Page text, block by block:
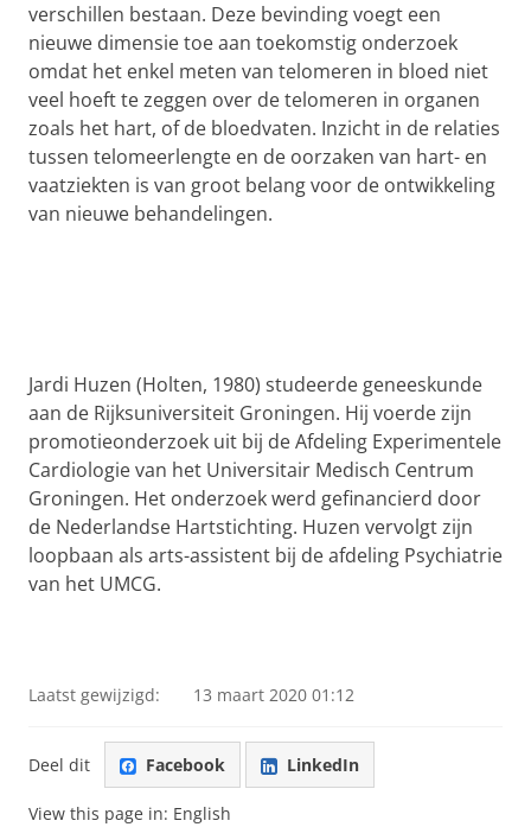
verschillen bestaan. Deze bevinding voegt een
nieuwe dimensie toe aan toekomstig onderzoek
omdat het enkel meten van telomeren in bloed niet
veel hoeft te zeggen over de telomeren in organen
zoals het hart, of de bloedvaten. Inzicht in de relaties
tussen telomeerlengte en de oorzaken van hart- en
vaatziekten is van groot belang voor de ontwikkeling
van nieuwe behandelingen.
Jardi Huzen (Holten, 1980) studeerde geneeskunde
aan de Rijksuniversiteit Groningen. Hij voerde zijn
promotieonderzoek uit bij de Afdeling Experimentele
Cardiologie van het Universitair Medisch Centrum
Groningen. Het onderzoek werd gefinancierd door
de Nederlandse Hartstichting. Huzen vervolgt zijn
loopbaan als arts-assistent bij de afdeling Psychiatrie
van het UMCG.
Laatst gewijzigd: 13 maart 2020 01:12
Deel dit Facebook LinkedIn
View this page in: English